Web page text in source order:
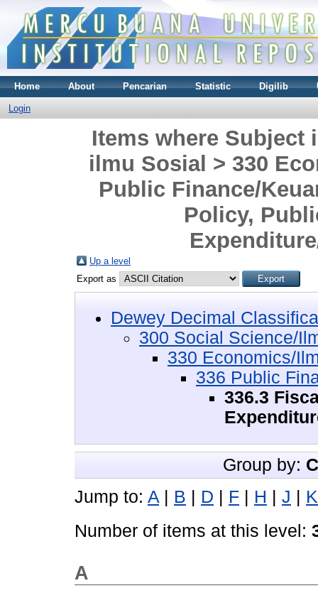
Home About Pencarian Statistic Digilib
Login
Items where Subject
ilmu Sosial > 330
Public Finance/
Policy,
Up a level
Export as
Dewey Decimal
300 Social Science/
330 Economics/
336 Public
336.3
Group by:
Jump to: A B D F H J
K
Number of items at this level:
A